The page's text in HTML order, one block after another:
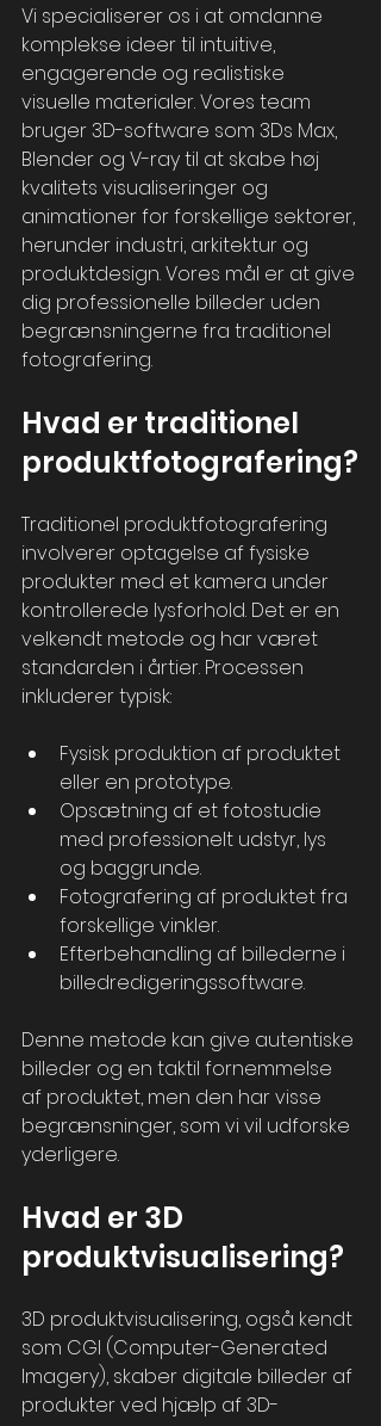
Vi specialiserer os i at omdanne
komplekse ideer til intuitive,
engagerende og realistiske
visuelle materialer. Vores team
bruger 3D-software som 3Ds Max,
Blender og V-ray til at skabe høj
kvalitets visualiseringer og
animationer for forskellige sektorer,
herunder industri, arkitektur og
produktdesign. Vores mål er at give
dig professionelle billeder uden
begrænsningerne fra traditionel
fotografering.
Hvad er traditionel
produktfotografering?
Traditionel produktfotografering
involverer optagelse af fysiske
produkter med et kamera under
kontrollerede lysforhold. Det er en
velkendt metode og har været
standarden i årtier. Processen
inkluderer typisk:
Fysisk produktion af produktet
eller en prototype.
Opsætning af et fotostudie
med professionelt udstyr, lys
og baggrunde.
Fotografering af produktet fra
forskellige vinkler.
Efterbehandling af billederne i
billedredigeringssoftware.
Denne metode kan give autentiske
billeder og en taktil fornemmelse
af produktet, men den har visse
begrænsninger, som vi vil udforske
yderligere.
Hvad er 3D
produktvisualisering?
3D produktvisualisering, også kendt
som CGI (Computer-Generated
Imagery), skaber digitale billeder af
produkter ved hjælp af 3D-